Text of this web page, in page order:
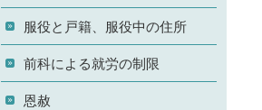
服役と戸籍、服役中の住所
前科による就労の制限
恩赦